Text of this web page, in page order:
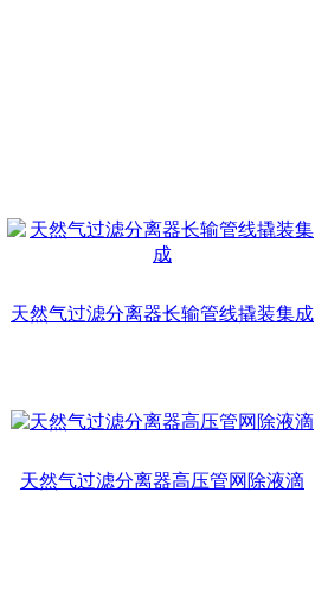
天然气过滤分离器长输管线撬装集成
天然气过滤分离器高压管网除液滴